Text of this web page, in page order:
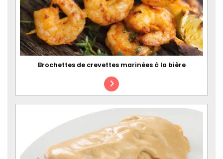
Brochettes de crevettes marinées à la bière